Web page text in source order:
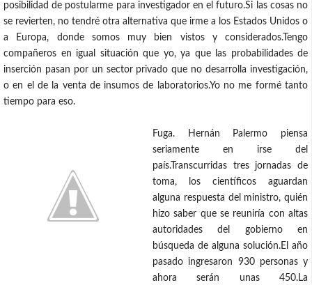
posibilidad de postularme para investigador en el futuro.Si las cosas no
se revierten, no tendré otra alternativa que irme a los Estados Unidos o
a Europa, donde somos muy bien vistos y considerados.Tengo
compañeros en igual situación que yo, ya que las probabilidades de
inserción pasan por un sector privado que no desarrolla investigación,
o en el de la venta de insumos de laboratorios.Yo no me formé tanto
tiempo para eso.
Fuga. Hernán Palermo piensa
seriamente en irse del
país.Transcurridas tres jornadas de
toma, los científicos aguardan
alguna respuesta del ministro, quién
hizo saber que se reuniría con altas
autoridades del gobierno en
búsqueda de alguna solución.El año
pasado ingresaron 930 personas y
ahora serán unas 450.La